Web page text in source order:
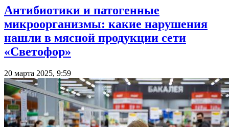
Антибиотики и патогенные
микроорганизмы: какие нарушения
нашли в мясной продукции сети
«Светофор»
20 марта 2025, 9:59